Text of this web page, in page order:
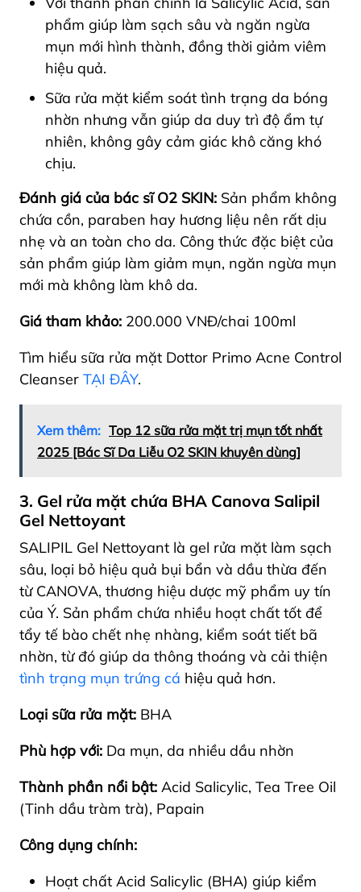
phẩm giúp làm sạch sâu và ngăn ngừa
mụn mới hình thành, đồng thời giảm viêm
hiệu quả.
Sữa rửa mặt kiểm soát tình trạng da bóng
nhờn nhưng vẫn giúp da duy trì độ ẩm tự
nhiên, không gây cảm giác khô căng khó
chịu.
Đánh giá của bác sĩ O2 SKIN: Sản phẩm không
chứa cồn, paraben hay hương liệu nên rất dịu
nhẹ và an toàn cho da. Công thức đặc biệt của
sản phẩm giúp làm giảm mụn, ngăn ngừa mụn
mới mà không làm khô da.
Giá tham khảo: 200.000 VNĐ/chai 100ml
Tìm hiểu sữa rửa mặt Dottor Primo Acne Control
Cleanser TẠI ĐÂY.
Xem thêm: Top 12 sữa rửa mặt trị mụn tốt nhất
2025 [Bác Sĩ Da Liễu O2 SKIN khuyên dùng]
3. Gel rửa mặt chứa BHA Canova Salipil
Gel Nettoyant
SALIPIL Gel Nettoyant là gel rửa mặt làm sạch
sâu, loại bỏ hiệu quả bụi bẩn và dầu thừa đến
từ CANOVA, thương hiệu dược mỹ phẩm uy tín
của Ý. Sản phẩm chứa nhiều hoạt chất tốt để
tẩy tế bào chết nhẹ nhàng, kiểm soát tiết bã
nhờn, từ đó giúp da thông thoáng và cải thiện
tình trạng mụn trứng cá hiệu quả hơn.
Loại sữa rửa mặt: BHA
Phù hợp với: Da mụn, da nhiều dầu nhờn
Thành phần nổi bật: Acid Salicylic, Tea Tree Oil
(Tinh dầu tràm trà), Papain
Công dụng chính:
Hoạt chất Acid Salicylic (BHA) giúp kiểm